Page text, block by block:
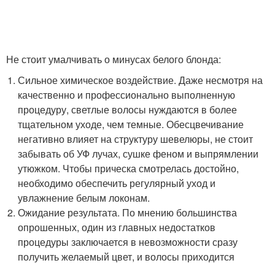
Не стоит умалчивать о минусах белого блонда:
Сильное химическое воздействие. Даже несмотря на
качественно и профессионально выполненную
процедуру, светлые волосы нуждаются в более
тщательном уходе, чем темные. Обесцвечивание
негативно влияет на структуру шевелюры, не стоит
забывать об УФ лучах, сушке феном и выпрямлении
утюжком. Чтобы прическа смотрелась достойно,
необходимо обеспечить регулярный уход и
увлажнение белым локонам.
Ожидание результата. По мнению большинства
опрошенных, один из главных недостатков
процедуры заключается в невозможности сразу
получить желаемый цвет, и волосы приходится